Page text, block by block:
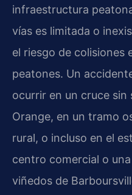
infraestructura
vías es limitada o
el riesgo de colisiones
peatones. Un
ocurrir en un cruce sin
Orange, en un tramo
rural, o incluso en el
centro comercial o
viñedos de